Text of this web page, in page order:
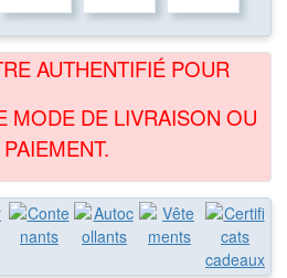
AUTHENTIFIÉ POUR
MODE DE LIVRAISON OU